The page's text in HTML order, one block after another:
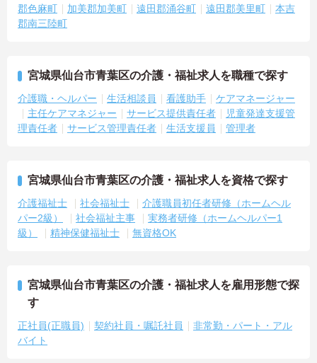
郡色麻町
加美郡加美町 遠田郡涌谷町 遠田郡美里町
本吉
郡南三陸町
宮城県仙台市青葉区の介護・福祉求人を職種で探す
介護職・ヘルパー 生活相談員 看護助手
ケアマネージャー
主任ケアマネジャー
サービス提供責任者
児童発達支援管
理責任者
サービス管理責任者 生活支援員 管理者
宮城県仙台市青葉区の介護・福祉求人を資格で探す
介護福祉士 社会福祉士
介護職員初任者研修（ホームヘル
パー2級）
社会福祉主事
実務者研修（ホームヘルパー1
級）
精神保健福祉士 無資格OK
宮城県仙台市青葉区の介護・福祉求人を雇用形態で探
す
正社員(正職員) 契約社員・嘱託社員
非常勤・パート・アル
バイト